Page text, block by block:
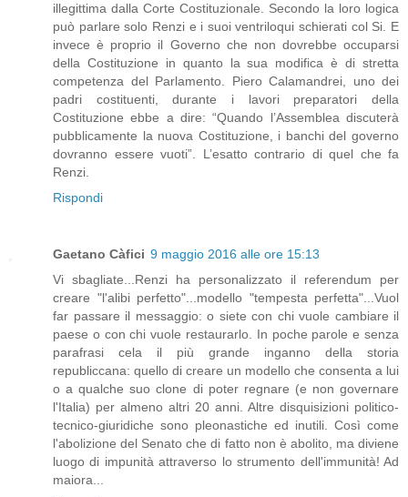
illegittima dalla Corte Costituzionale. Secondo la loro logica
può parlare solo Renzi e i suoi ventriloqui schierati col Si. E
invece è proprio il Governo che non dovrebbe occuparsi
della Costituzione in quanto la sua modifica è di stretta
competenza del Parlamento. Piero Calamandrei, uno dei
padri costituenti, durante i lavori preparatori della
Costituzione ebbe a dire: “Quando l’Assemblea discuterà
pubblicamente la nuova Costituzione, i banchi del governo
dovranno essere vuoti”. L’esatto contrario di quel che fa
Renzi.
Rispondi
Gaetano Càfici 9 maggio 2016 alle ore 15:13
Vi sbagliate...Renzi ha personalizzato il referendum per
creare "l'alibi perfetto"...modello "tempesta perfetta"...Vuol
far passare il messaggio: o siete con chi vuole cambiare il
paese o con chi vuole restaurarlo. In poche parole e senza
parafrasi cela il più grande inganno della storia
republiccana: quello di creare un modello che consenta a lui
o a qualche suo clone di poter regnare (e non governare
l'Italia) per almeno altri 20 anni. Altre disquisizioni politico-
tecnico-giuridiche sono pleonastiche ed inutili. Così come
l'abolizione del Senato che di fatto non è abolito, ma diviene
luogo di impunità attraverso lo strumento dell'immunità! Ad
maiora...